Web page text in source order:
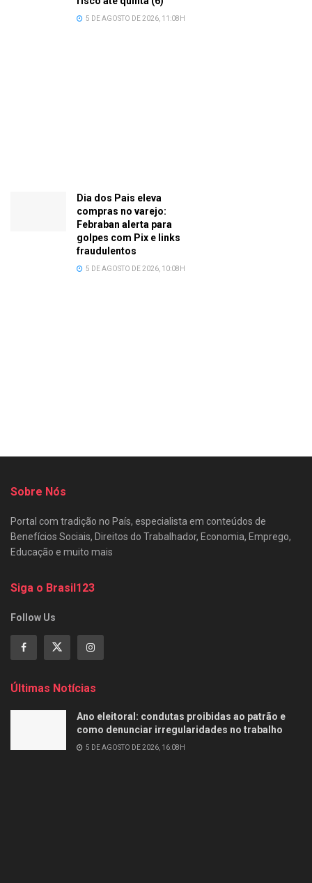
5 DE AGOSTO DE 2026, 11:08H
Dia dos Pais eleva
compras no varejo:
Febraban alerta para
golpes com Pix e links
fraudulentos
5 DE AGOSTO DE 2026, 10:08H
Sobre Nós
Portal com tradição no País, especialista em conteúdos de
Benefícios Sociais, Direitos do Trabalhador, Economia, Emprego,
Educação e muito mais
Siga o Brasil123
Follow Us
Últimas Notícias
Ano eleitoral: condutas proibidas ao patrão e
como denunciar irregularidades no trabalho
5 DE AGOSTO DE 2026, 16:08H